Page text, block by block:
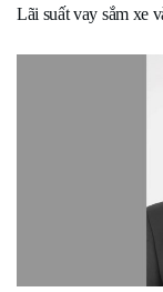
Lãi suất vay sắm xe